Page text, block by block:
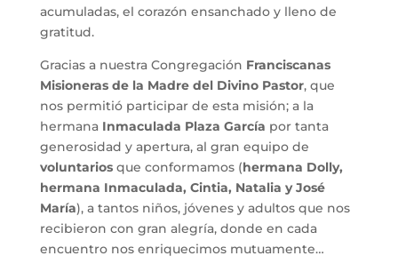
acumuladas, el corazón ensanchado y lleno de
gratitud.
Gracias a nuestra Congregación Franciscanas
Misioneras de la Madre del Divino Pastor, que
nos permitió participar de esta misión; a la
hermana Inmaculada Plaza García por tanta
generosidad y apertura, al gran equipo de
voluntariosque conformamos (hermana Dolly,
hermana Inmaculada, Cintia, Natalia y José
María), a tantos niños, jóvenes y adultos que nos
recibieron con gran alegría, donde en cada
encuentro nos enriquecimos mutuamente…